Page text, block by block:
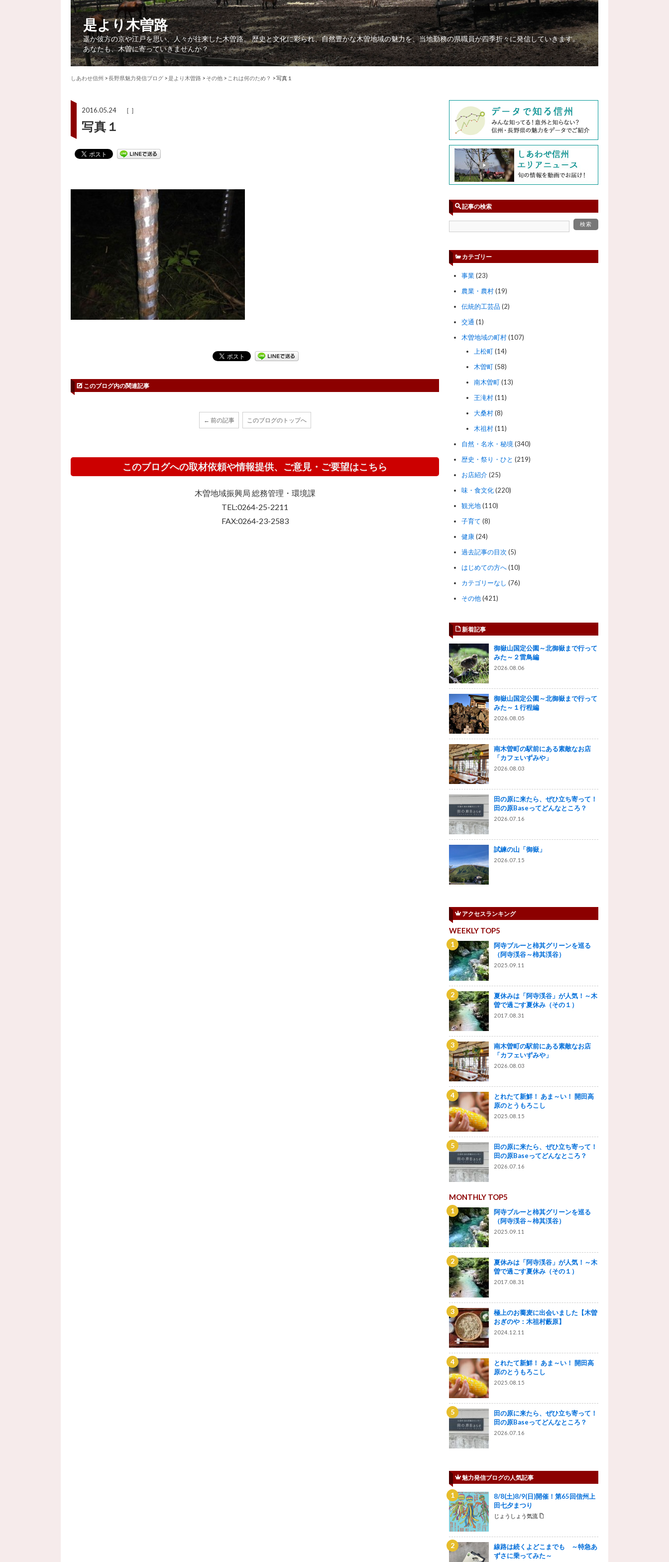
是より木曽路
遥か彼方の京や江戸を思い、人々が往来した木曽路。 歴史と文化に彩られ、自然豊かな木曽地域の魅力を、当地勤務の県職員が四季折々に発信していきます。
あなたも、木曽に寄っていきませんか？
しあわせ信州 >長野県魅力発信ブログ >是より木曽路 > その他 > これは何のため？ >写真１
2016.05.24 ［ ］
写真１
このブログ内の関連記事
← 前の記事 このブログのトップへ
このブログへの取材依頼や情報提供、ご意見・ご要望はこちら
木曽地域振興局 総務管理・環境課
TEL:0264-25-2211
FAX:0264-23-2583
記事の検索
カテゴリー
事業(23)
農業・農村(19)
伝統的工芸品 (2)
交通 (1)
木曽地域の町村(107)
上松町(14)
木曽町(58)
南木曽町(13)
王滝村(11)
大桑村(8)
木祖村(11)
自然・名水・秘境(340)
歴史・祭り・ひと (219)
お店紹介(25)
味・食文化(220)
観光地(110)
子育て (8)
健康(24)
過去記事の目次 (5)
はじめての方へ(10)
カテゴリーなし (76)
その他(421)
新着記事
御嶽山国定公園～北御嶽まで行って
みた～２雷鳥編
2026.08.06
御嶽山国定公園～北御嶽まで行って
みた～１行程編
2026.08.05
南木曽町の駅前にある素敵なお店
「カフェいずみや」
2026.08.03
田の原に来たら、ぜひ立ち寄って！
田の原Baseってどんなところ？
2026.07.16
試練の山「御嶽」
2026.07.15
アクセスランキング
WEEKLY TOP5
阿寺ブルーと柿其グリーンを巡る
（阿寺渓谷～柿其渓谷）
2025.09.11
夏休みは「阿寺渓谷」が人気！～木
曽で過ごす夏休み（その１）
2017.08.31
南木曽町の駅前にある素敵なお店
「カフェいずみや」
2026.08.03
とれたて新鮮！ あま～い！ 開田高
原のとうもろこし
2025.08.15
田の原に来たら、ぜひ立ち寄って！
田の原Baseってどんなところ？
2026.07.16
MONTHLY TOP5
阿寺ブルーと柿其グリーンを巡る
（阿寺渓谷～柿其渓谷）
2025.09.11
夏休みは「阿寺渓谷」が人気！～木
曽で過ごす夏休み（その１）
2017.08.31
極上のお蕎麦に出会いました【木曽
おぎのや：木祖村藪原】
2024.12.11
とれたて新鮮！ あま～い！ 開田高
原のとうもろこし
2025.08.15
田の原に来たら、ぜひ立ち寄って！
田の原Baseってどんなところ？
2026.07.16
魅力発信ブログの人気記事
8/8(土)8/9(日)開催！第65回信州上
田七夕まつり
じょうしょう気流
線路は続くよどこまでも ～特急あ
ずさに乗ってみた～